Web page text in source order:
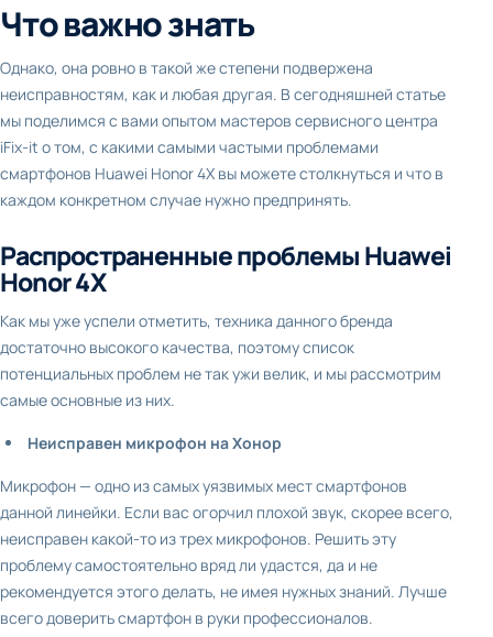
Что важно знать
Однако, она ровно в такой же степени подвержена
неисправностям, как и любая другая. В сегодняшней статье
мы поделимся с вами опытом мастеров сервисного центра
iFix-it о том, с какими самыми частыми проблемами
смартфонов Huawei Honor 4X вы можете столкнуться и что в
каждом конкретном случае нужно предпринять.
Распространенные проблемы Huawei
Honor 4X
Как мы уже успели отметить, техника данного бренда
достаточно высокого качества, поэтому список
потенциальных проблем не так ужи велик, и мы рассмотрим
самые основные из них.
Неисправен микрофон на Хонор
Микрофон — одно из самых уязвимых мест смартфонов
данной линейки. Если вас огорчил плохой звук, скорее всего,
неисправен какой-то из трех микрофонов. Решить эту
проблему самостоятельно вряд ли удастся, да и не
рекомендуется этого делать, не имея нужных знаний. Лучше
всего доверить смартфон в руки профессионалов.